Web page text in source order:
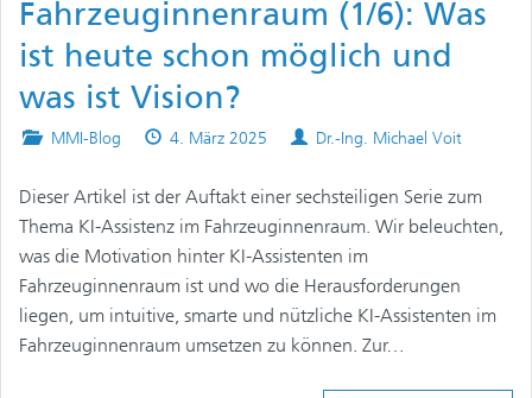
Fahrzeuginnenraum (1/6): Was
ist heute schon möglich und
was ist Vision?
Posted
MMI-Blog
Published
4. März 2025 Authors
Dr.-Ing. Michael Voit
Dieser Artikel ist der Auftakt einer sechsteiligen Serie zum
Thema KI-Assistenz im Fahrzeuginnenraum. Wir beleuchten,
was die Motivation hinter KI-Assistenten im
Fahrzeuginnenraum ist und wo die Herausforderungen
liegen, um intuitive, smarte und nützliche KI-Assistenten im
Fahrzeuginnenraum umsetzen zu können. Zur…